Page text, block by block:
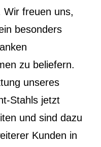
Wir freuen uns,
besonders
zu beliefern.
unseres
Stahls jetzt
und sind dazu
Kunden in